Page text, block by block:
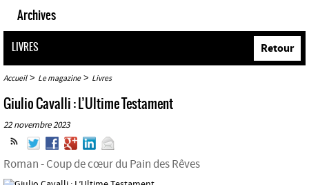
Archives
LIVRES
Accueil> Le magazine> Livres
Retour
Giulio Cavalli : L’Ultime Testament
22 novembre 2023
Roman - Coup de cœur du Pain des Rêves